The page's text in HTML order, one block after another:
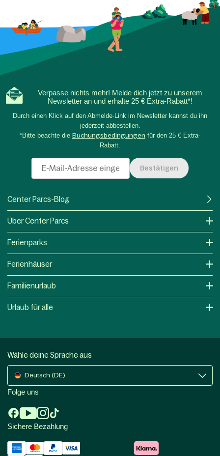
Verpasse nichts mehr! Melde dich jetzt zu unserem
Newsletter an und erhalte 25 € Extra-Rabatt*!
Durch einen Klick auf den Abmelde-Link im Newsletter kannst du ihn
jederzeit abbestellen.
*Bitte beachte die Buchungsbedingungen für den 25 € Extra-
Rabatt.
Bestätigen
Center Parcs-Blog
Über Center Parcs
Ferienparks
Ferienhäuser
Familienurlaub
Urlaub für alle
Wähle deine Sprache aus
Deutsch (DE)
Folge uns
Sichere Bezahlung